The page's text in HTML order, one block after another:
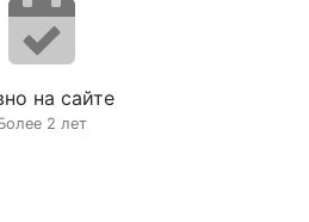
на сайте
2 лет